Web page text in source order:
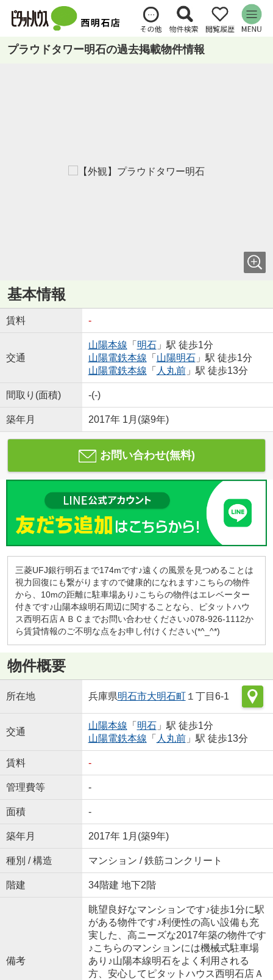
プラウドタワー明石の過去掲載物件情報
基本情報
賃料 -
交通
山陽本線 「 明石」駅 徒歩1分
山陽電鉄本線 「 山陽明石」駅 徒歩1分
山陽電鉄本線 「 人丸前」駅 徒歩13分
間取り(面積) -(-)
築年月 2017年 1月(築9年)
お問い合わせ(無料)
三菱UFJ銀行明石まで174mです♪遠くの風景を見つめることは
視力回復にも繋がりますので健康的になれます♪こちらの物件
から、10mの距離に駐車場あり♪こちらの物件はエレベーター
付きです♪山陽本線明石周辺に関することなら、ピタットハウ
ス西明石店ＡＢＣまでお問い合わせください♪078-926-1112か
ら賃貸情報のご不明な点をお申し付けください(*^_^*)
物件概要
所在地 兵庫県明石市大明石町１丁目6-1
交通
山陽本線 「 明石」駅 徒歩1分
山陽電鉄本線 「 人丸前」駅 徒歩13分
賃料 -
管理費等 -
面積 -
築年月 2017年 1月(築9年)
種別 / 構造 マンション / 鉄筋コンクリート
階建 34階建 地下2階
備考
眺望良好なマンションです♪徒歩1分に駅
がある物件です♪利便性の高い設備も充
実した、高ニーズな2017年築の物件です
♪こちらのマンションには機械式駐車場
あり♪山陽本線明石をよく利用される
方、安心してピタットハウス西明石店Ａ